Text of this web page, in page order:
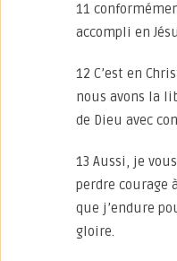
11
accompli en
12 C’est en
nous avons la
de Dieu avec
13 Aussi, je
perdre courage
que j’endure
gloire.